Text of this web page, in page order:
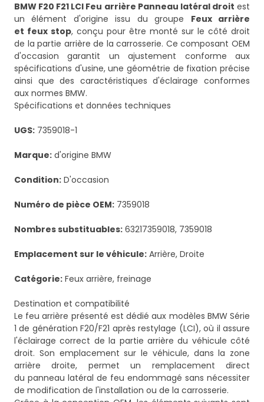
BMW F20 F21 LCI Feu arrière Panneau latéral droit est
un élément d'origine issu du groupe Feux arrière
et feux stop, conçu pour être monté sur le côté droit
de la partie arrière de la carrosserie. Ce composant OEM
d'occasion garantit un ajustement conforme aux
spécifications d'usine, une géométrie de fixation précise
ainsi que des caractéristiques d'éclairage conformes
aux normes BMW.
Spécifications et données techniques
UGS: 7359018-1
Marque: d'origine BMW
Condition: D'occasion
Numéro de pièce OEM: 7359018
Nombres substituables: 63217359018, 7359018
Emplacement sur le véhicule: Arrière, Droite
Catégorie: Feux arrière, freinage
Destination et compatibilité
Le feu arrière présenté est dédié aux modèles BMW Série
1 de génération F20/F21 après restylage (LCI), où il assure
l'éclairage correct de la partie arrière du véhicule côté
droit. Son emplacement sur le véhicule, dans la zone
arrière droite, permet un remplacement direct
du panneau latéral de feu endommagé sans nécessiter
de modification de l'installation ou de la carrosserie.